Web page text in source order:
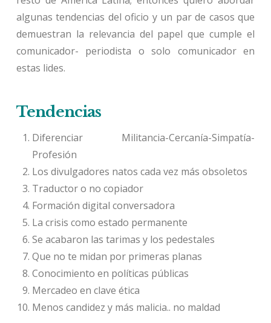
algunas tendencias del oficio y un par de casos que
demuestran la relevancia del papel que cumple el
comunicador- periodista o solo comunicador en
estas lides.
Tendencias
Diferenciar Militancia-Cercanía-Simpatía-
Profesión
Los divulgadores natos cada vez más obsoletos
Traductor o no copiador
Formación digital conversadora
La crisis como estado permanente
Se acabaron las tarimas y los pedestales
Que no te midan por primeras planas
Conocimiento en políticas públicas
Mercadeo en clave ética
Menos candidez y más malicia.. no maldad